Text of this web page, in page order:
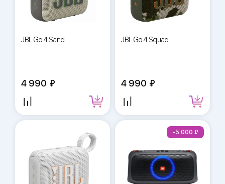
JBL Go 4 Sand
4 990
JBL Go 4 Squad
4 990
-5 000